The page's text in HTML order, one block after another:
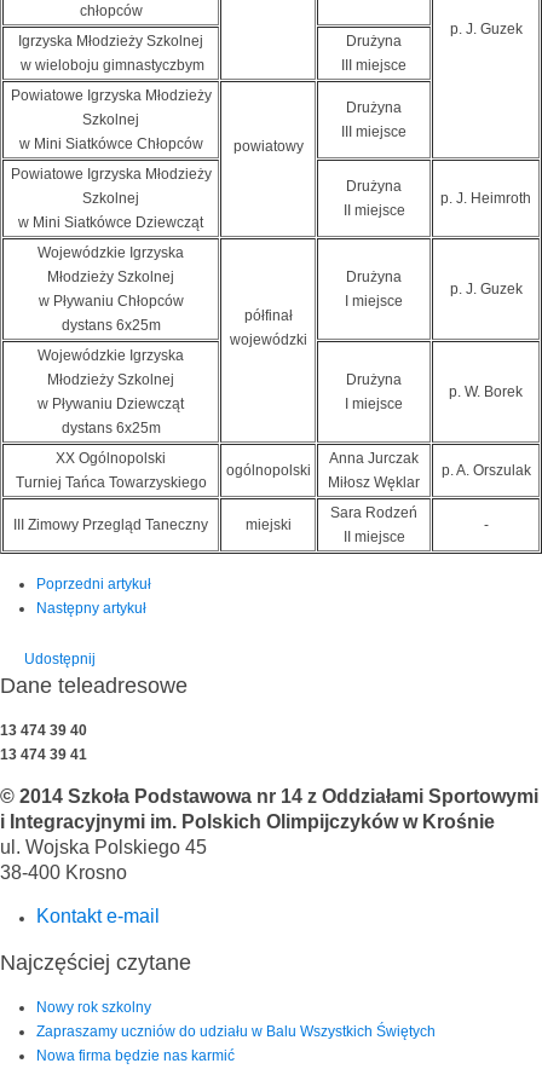
chłopców
p. J. Guzek
Igrzyska Młodzieży Szkolnej
w wieloboju gimnastyczbym
Drużyna
III miejsce
Powiatowe Igrzyska Młodzieży
Szkolnej
w Mini Siatkówce Chłopców
powiatowy
Drużyna
III miejsce
Powiatowe Igrzyska Młodzieży
Szkolnej
w Mini Siatkówce Dziewcząt
Drużyna
II miejsce
p. J. Heimroth
Wojewódzkie Igrzyska
Młodzieży Szkolnej
w Pływaniu Chłopców
dystans 6x25m
półfinał
wojewódzki
Drużyna
I miejsce
p. J. Guzek
Wojewódzkie Igrzyska
Młodzieży Szkolnej
w Pływaniu Dziewcząt
dystans 6x25m
Drużyna
I miejsce
p. W. Borek
XX Ogólnopolski
Turniej Tańca Towarzyskiego
ogólnopolski
Anna Jurczak
Miłosz Węklar
p. A. Orszulak
III Zimowy Przegląd Taneczny miejski
Sara Rodzeń
II miejsce
-
Poprzedni artykuł
Następny artykuł
Udostępnij
Dane teleadresowe
13 474 39 40
13 474 39 41
© 2014 Szkoła Podstawowa nr 14 z Oddziałami Sportowymi
i Integracyjnymi im. Polskich Olimpijczyków w Krośnie
ul. Wojska Polskiego 45
38-400 Krosno
Kontakt e-mail
Najczęściej czytane
Nowy rok szkolny
Zapraszamy uczniów do udziału w Balu Wszystkich Świętych
Nowa firma będzie nas karmić